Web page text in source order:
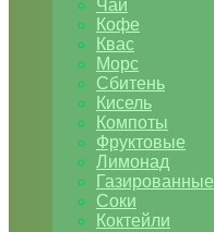
Чай
Кофе
Квас
Морс
Сбитень
Кисель
Компоты
Фруктовые
Лимонад
Газированные
Соки
Коктейли